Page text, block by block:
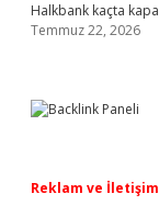
Halkbank kaçta
Temmuz 22, 2026
Reklam ve